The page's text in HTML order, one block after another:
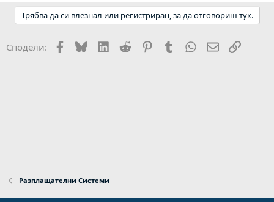
Трябва да си влезнал или регистриран, за да отговориш тук.
Сподели: Facebook
BlueskyLinkedIn
Reddit PinterestTumblr WhatsApp
EmailLink
Разплащателни Системи